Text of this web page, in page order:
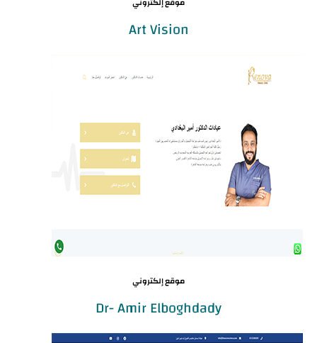
موقع إلكتروني
Art Vision
موقع إلكتروني
Dr- Amir Elboghdady